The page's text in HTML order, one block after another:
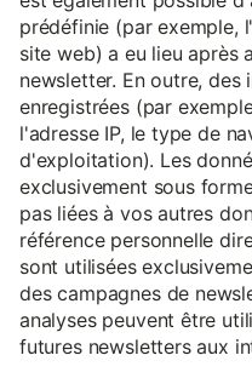
prédéfinie (par exemple,
site web) a eu lieu après
newsletter. En outre,
enregistrées (par
l'adresse IP, le type de
d'exploitation). Les
exclusivement sous
pas liées à vos autres
référence personnelle
sont utilisées
des campagnes de
analyses peuvent être
futures newsletters aux